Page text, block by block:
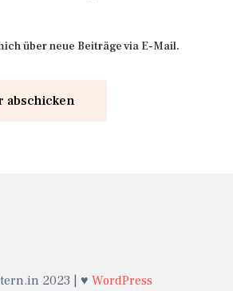
über neue Beiträge via E-Mail.
2023 | ♥ WordPress